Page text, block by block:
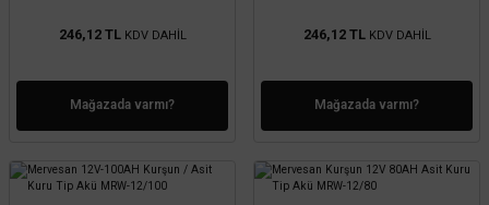
246,12 TL KDV DAHİL
Mağazada varmı?
246,12 TL KDV DAHİL
Mağazada varmı?